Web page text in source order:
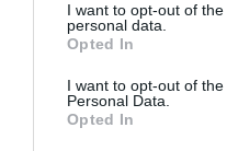
not limited to your visit or
grant or deny consent to
use your data for below
consent section.
I want to opt-out of
personal data.
Opted In
I want to opt-out of
Personal Data.
Opted In
AZ EGYHANGÚSÁGOT: A
VÁLTOZATOS NÖVÉNYZET
STRATÉGIA
2026-07-31